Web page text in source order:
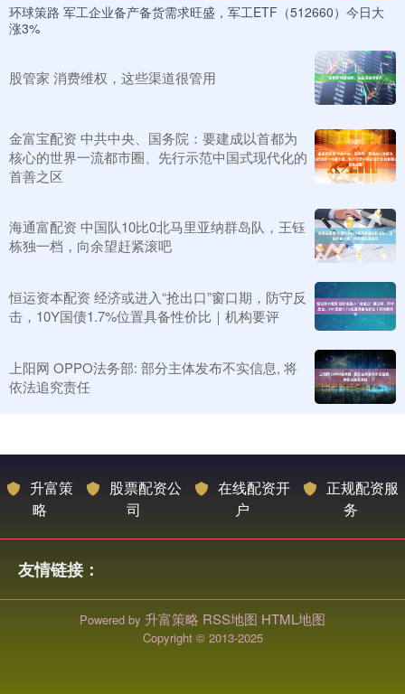
环球策路 军工企业备产备货需求旺盛，军工ETF（512660）今日大
涨3%
股管家 消费维权，这些渠道很管用
金富宝配资 中共中央、国务院：要建成以首都为
核心的世界一流都市圈、先行示范中国式现代化的
首善之区
海通富配资 中国队10比0北马里亚纳群岛队，王钰
栋独一档，向余望赶紧滚吧
恒运资本配资 经济或进入“抢出口”窗口期，防守反
击，10Y国债1.7%位置具备性价比｜机构要评
上阳网 OPPO法务部: 部分主体发布不实信息, 将
依法追究责任
升富策
略
股票配资公
司
在线配资开
户
正规配资服
务
友情链接：
Powered by 升富策略 RSS地图 HTML地图
Copyright © 2013-2025